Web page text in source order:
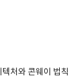
처와 콘웨이 법칙